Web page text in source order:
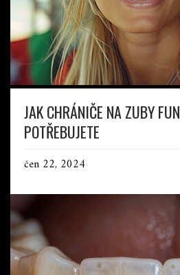
JAK CHRÁNIČE NA ZUBY
POTŘEBUJETE
čen 22, 2024